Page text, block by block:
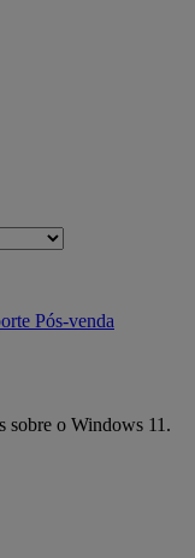
Pós-venda
sobre o Windows 11.